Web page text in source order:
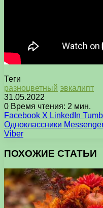
Теги
разноцветный эвкалипт
31.05.2022
0 Время чтения: 2 мин.
Facebook X LinkedIn
Одноклассники
Viber
ПОХОЖИЕ СТАТЬИ